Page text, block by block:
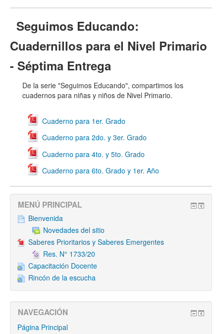
Seguimos Educando:
Cuadernillos para el Nivel Primario
- Séptima Entrega
De la serie "Seguimos Educando", compartimos los
cuadernos para niñas y niños de Nivel Primario.
Cuaderno para 1er. Grado
Cuaderno para 2do. y 3er. Grado
Cuaderno para 4to. y 5to. Grado
Cuaderno para 6to. Grado y 1er. Año
MENÚ PRINCIPAL
Bienvenida
Novedades del sitio
Saberes Prioritarios y Saberes Emergentes
Res. N° 1733/20
Capacitación Docente
Rincón de la escucha
NAVEGACIÓN
Página Principal